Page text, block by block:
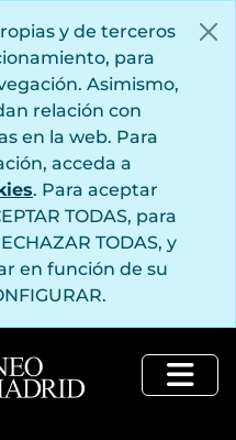
y de terceros
para
Asimismo,
relación con
en la web. Para
acceda a
. Para aceptar
TODAS, para
TODAS, y
en función de su